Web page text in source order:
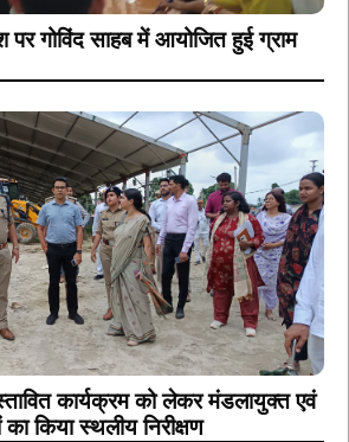
पर गोविंद साहब में आयोजित हुई ग्राम
कार्यक्रम को लेकर मंडलायुक्त एवं
किया स्थलीय निरीक्षण